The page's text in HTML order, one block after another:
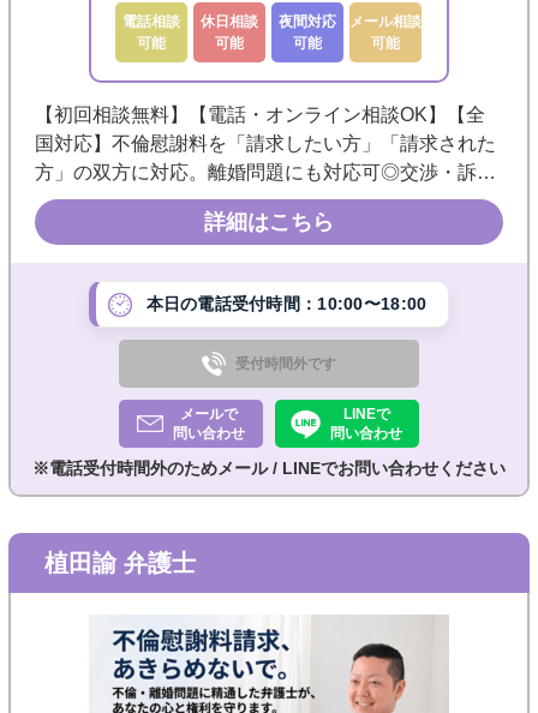
電話相談
可能
休日相談
可能
夜間対応
可能
メール相談
可能
【初回相談無料】【電話・オンライン相談OK】【全
国対応】不倫慰謝料を「請求したい方」「請求された
方」の双方に対応。離婚問題にも対応可◎交渉・訴訟
を見据えてサポートします。弁護士との相談に不安の
ある方でもメールやLINEで相談可◎《築地市場駅徒歩
3分／東銀座駅徒歩5分》
詳細はこちら
本日の電話受付時間：10:00〜18:00
受付時間外です
メールで
問い合わせ
LINEで
問い合わせ
※電話受付時間外のためメール / LINEでお問い合わせください
植田諭 弁護士